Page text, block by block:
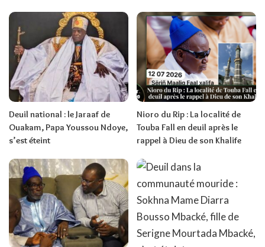
Deuil national : le Jaraaf de
Ouakam, Papa Youssou Ndoye,
s’est éteint
Nioro du Rip : La localité de
Touba Fall en deuil après le
rappel à Dieu de son Khalife